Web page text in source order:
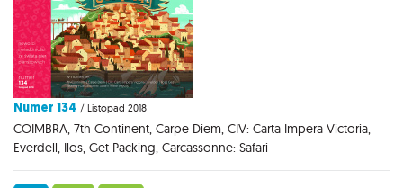
Numer 134 / Listopad 2018
COIMBRA, 7th Continent, Carpe Diem, CIV: Carta Impera Victoria,
Everdell, Ilos, Get Packing, Carcassonne: Safari